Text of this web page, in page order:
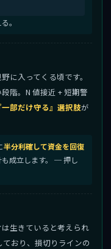
。
に入ってくる頃です。
階。N 値接近 + 短期警
一部だけ守る』選択肢が
半分利確して資金を回復
も成立します。 ─ 押し
生きていると考えられ
ており、損切りラインの